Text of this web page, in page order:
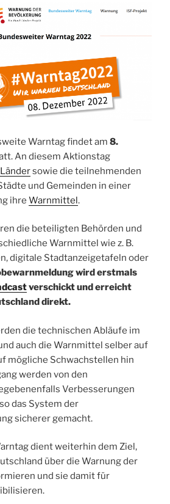
Warntag findet am 8.
An diesem Aktionstag
sowie die teilnehmenden
und Gemeinden in einer
ihre Warnmittel.
die beteiligten Behörden und
Warnmittel wie z. B.
digitale Stadtanzeigetafeln oder
wird erstmals
verschickt und erreicht
direkt.
die technischen Abläufe im
auch die Warnmittel selber auf
mögliche Schwachstellen hin
werden von den
Verbesserungen
das System der
sicherer gemacht.
dient weiterhin dem Ziel,
über die Warnung der
und sie damit für